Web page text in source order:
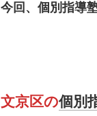
今回、 個別指導
文京区の個別